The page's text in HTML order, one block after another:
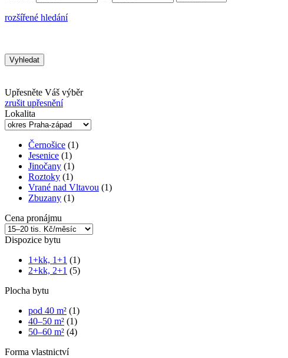
rozšířené hledání
Upřesněte Váš výběr
zrušit upřesnění
Lokalita
Černošice (1)
Jesenice (1)
Jinočany (1)
Roztoky (1)
Vrané nad Vltavou (1)
Zbuzany (1)
Cena pronájmu
Dispozice bytu
1+kk, 1+1 (1)
2+kk, 2+1 (5)
Plocha bytu
pod 40 m² (1)
40–50 m² (1)
50–60 m² (4)
Forma vlastnictví